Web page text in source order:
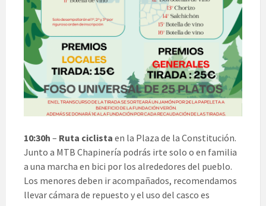
10:30h – Ruta ciclista en la Plaza de la Constitución.
Junto a MTB Chapinería podrás irte solo o en familia
a una marcha en bici por los alrededores del pueblo.
Los menores deben ir acompañados, recomendamos
llevar cámara de repuesto y el uso del casco es